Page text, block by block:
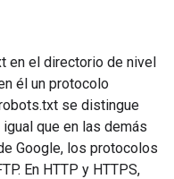
en el directorio de nivel
él un protocolo
se distingue
que en las demás
Google, los protocolos
En HTTP y HTTPS,